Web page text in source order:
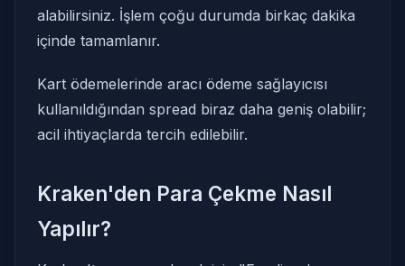
alabilirsiniz. İşlem çoğu durumda birkaç dakika
içinde tamamlanır.
Kart ödemelerinde aracı ödeme sağlayıcısı
kullanıldığından spread biraz daha geniş olabilir;
acil ihtiyaçlarda tercih edilebilir.
Kraken'den Para Çekme Nasıl
Yapılır?